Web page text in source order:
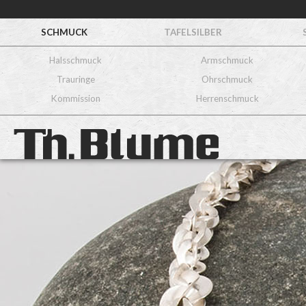
SCHMUCK TAFELSILBER
Halsschmuck
Armschmuck
Trauringe
Ohrschmuck
Kommission
Herrenschmuck
Halskette
Nr.3
900/ooo Gold
925/ooo Silber
Dieses Unikat ist verkauft, ein
ähnliches kann angefertigt werden.